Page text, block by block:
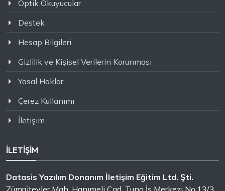
Optik Okuyucular
Destek
Hesap Bilgileri
Gizlilik ve Kişisel Verilerin Korunması
Yasal Haklar
Çerez Kullanımı
İletişim
İLETİŞİM
Datasis Yazılım Donanım İletişim Eğitim Ltd. Şti.
Zümrütevler Mah. Hanımeli Cad. Tuna İş Merkezi No:13/3